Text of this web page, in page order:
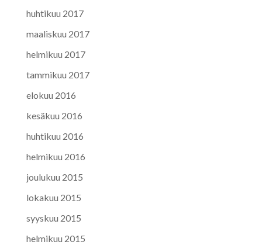
huhtikuu 2017
maaliskuu 2017
helmikuu 2017
tammikuu 2017
elokuu 2016
kesäkuu 2016
huhtikuu 2016
helmikuu 2016
joulukuu 2015
lokakuu 2015
syyskuu 2015
helmikuu 2015